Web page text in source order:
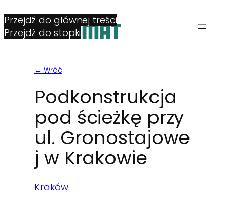
Przejdź do głównej treści
Przejdź do stopki
← Wróć
Podkonstrukcja
pod ścieżkę przy
ul. Gronostajowe
j w Krakowie
Kraków